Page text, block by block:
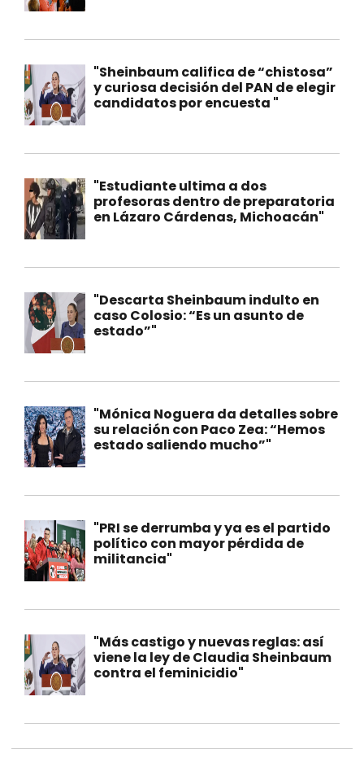
"Sheinbaum califica de “chistosa”
y curiosa decisión del PAN de elegir
candidatos por encuesta "
"Estudiante ultima a dos
profesoras dentro de preparatoria
en Lázaro Cárdenas, Michoacán"
"Descarta Sheinbaum indulto en
caso Colosio: “Es un asunto de
estado”"
"Mónica Noguera da detalles sobre
su relación con Paco Zea: “Hemos
estado saliendo mucho”"
"PRI se derrumba y ya es el partido
político con mayor pérdida de
militancia"
"Más castigo y nuevas reglas: así
viene la ley de Claudia Sheinbaum
contra el feminicidio"